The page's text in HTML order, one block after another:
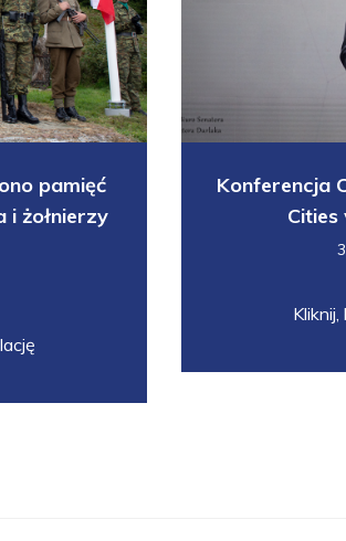
pamięć
i żołnierzy
Konferencja